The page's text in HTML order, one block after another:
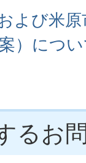
よび米
）につ
るお